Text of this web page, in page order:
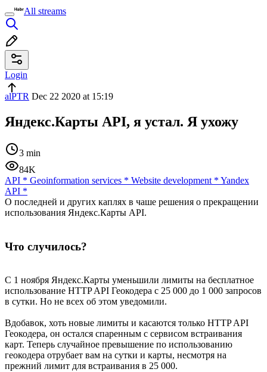
All streams
Login
alPTR Dec 22 2020 at 15:19
Яндекс.Карты API, я устал. Я ухожу
3 min
84K
API * Geoinformation services * Website development * Yandex
API *
О последней и других каплях в чаше решения о прекращении
использования Яндекс.Карты API.
Что случилось?
С 1 ноября Яндекс.Карты уменьшили лимиты на бесплатное
использование HTTP API Геокодера с 25 000 до 1 000 запросов
в сутки. Но не всех об этом уведомили.
Вдобавок, хоть новые лимиты и касаются только HTTP API
Геокодера, он остался спаренным с сервисом встраивания
карт. Теперь случайное превышение по использованию
геокодера отрубает вам на сутки и карты, несмотря на
прежний лимит для встраивания в 25 000.